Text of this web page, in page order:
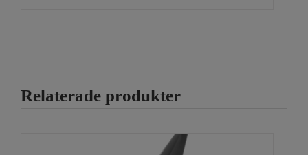
Relaterade produkter